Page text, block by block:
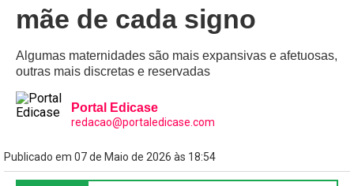
mãe de cada signo
Algumas maternidades são mais expansivas e afetuosas,
outras mais discretas e reservadas
Portal Edicase
redacao@portaledicase.com
Publicado em 07 de Maio de 2026 às 18:54